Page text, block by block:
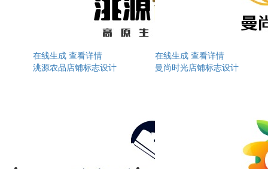
在线生成 查看详情
洮源农品店铺标志设计
在线生成 查看详情
曼尚时光店铺标志设计